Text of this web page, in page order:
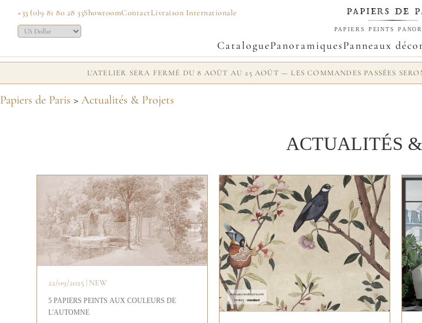
+33 (0)9 81 80 28 33ShowroomContactLivraison Internationale
PAPIERS PEINTS
CataloguePanoramiquesPanneaux
L'ATELIER SERA FERMÉ DU 8 AOÛT AU 25 AOÛT — LES COMMANDES PASSÉES
Papiers de Paris > Actualités & Projets
ACTUALITÉS &
22/09/2025 | NEW
5 PAPIERS PEINTS AUX COULEURS DE
L'AUTOMNE